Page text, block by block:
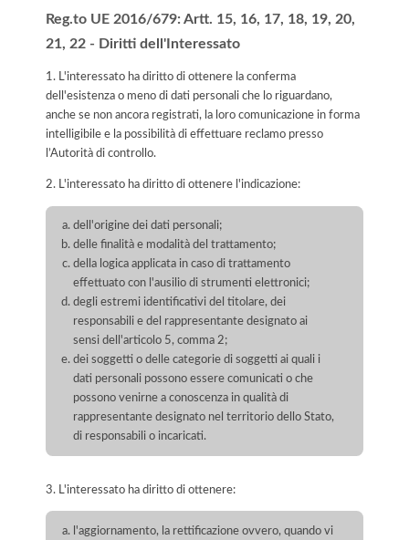
Reg.to UE 2016/679: Artt. 15, 16, 17, 18, 19, 20,
21, 22 - Diritti dell'Interessato
1. L'interessato ha diritto di ottenere la conferma
dell'esistenza o meno di dati personali che lo riguardano,
anche se non ancora registrati, la loro comunicazione in forma
intelligibile e la possibilità di effettuare reclamo presso
l’Autorità di controllo.
2. L'interessato ha diritto di ottenere l'indicazione:
dell'origine dei dati personali;
delle finalità e modalità del trattamento;
della logica applicata in caso di trattamento
effettuato con l'ausilio di strumenti elettronici;
degli estremi identificativi del titolare, dei
responsabili e del rappresentante designato ai
sensi dell'articolo 5, comma 2;
dei soggetti o delle categorie di soggetti ai quali i
dati personali possono essere comunicati o che
possono venirne a conoscenza in qualità di
rappresentante designato nel territorio dello Stato,
di responsabili o incaricati.
3. L'interessato ha diritto di ottenere:
l'aggiornamento, la rettificazione ovvero, quando vi